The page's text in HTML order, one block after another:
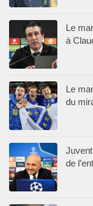
Le
à
Le
du
de